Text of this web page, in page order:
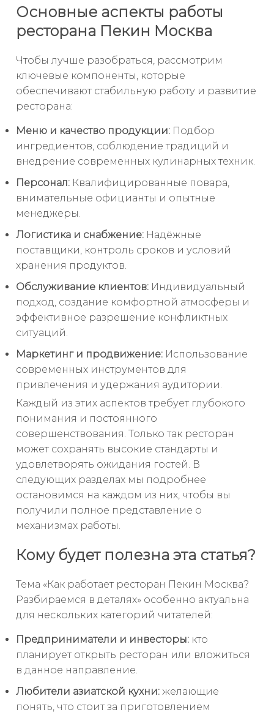
Основные аспекты работы
ресторана Пекин Москва
Чтобы лучше разобраться, рассмотрим
ключевые компоненты, которые
обеспечивают стабильную работу и развитие
ресторана:
Меню и качество продукции: Подбор
ингредиентов, соблюдение традиций и
внедрение современных кулинарных техник.
Персонал: Квалифицированные повара,
внимательные официанты и опытные
менеджеры.
Логистика и снабжение: Надёжные
поставщики, контроль сроков и условий
хранения продуктов.
Обслуживание клиентов: Индивидуальный
подход, создание комфортной атмосферы и
эффективное разрешение конфликтных
ситуаций.
Маркетинг и продвижение: Использование
современных инструментов для
привлечения и удержания аудитории.
Каждый из этих аспектов требует глубокого
понимания и постоянного
совершенствования. Только так ресторан
может сохранять высокие стандарты и
удовлетворять ожидания гостей. В
следующих разделах мы подробнее
остановимся на каждом из них, чтобы вы
получили полное представление о
механизмах работы.
Кому будет полезна эта статья?
Тема «Как работает ресторан Пекин Москва?
Разбираемся в деталях» особенно актуальна
для нескольких категорий читателей:
Предприниматели и инвесторы: кто
планирует открыть ресторан или вложиться
в данное направление.
Любители азиатской кухни: желающие
понять, что стоит за приготовлением